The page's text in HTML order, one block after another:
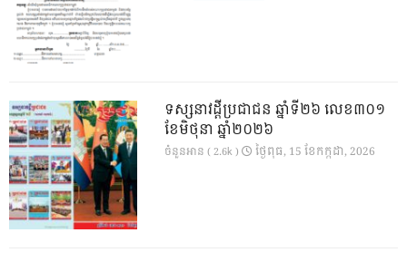
ទស្សនាវដ្ដីប្រជាជន ឆ្នាំទី២៦ លេខ៣០១
ខែមិថុនា ឆ្នាំ២០២៦
ចំនួនអាន ( 2.6k ) ថ្ងៃ​ពុធ, 15 ខែ​កក្កដា, 2026